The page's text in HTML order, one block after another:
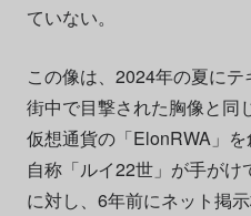
ていない。
この像は、2024年の夏に
街中で目撃された胸像と同
仮想通貨の「ElonRWA」
自称「ルイ22世」が手が
に対し、6年前にネット掲